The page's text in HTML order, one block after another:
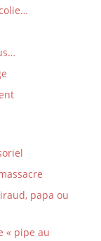
papa ou
« pipe au